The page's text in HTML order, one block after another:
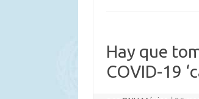
Hay que
COVID-19